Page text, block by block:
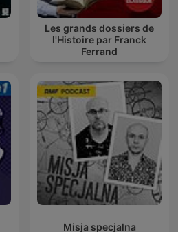
Les grands dossiers de
l'Histoire par Franck
Ferrand
Misja specjalna